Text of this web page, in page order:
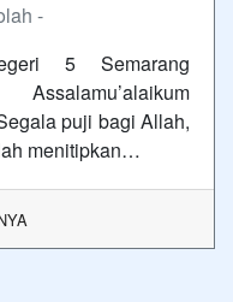
-
5 Semarang
puji bagi Allah,
menitipkan…